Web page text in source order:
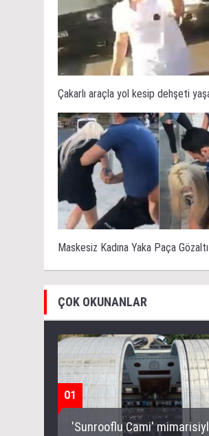
Çakarlı araçla yol kesip dehşeti
Maskesiz Kadına Yaka Paça Gözaltı
ÇOK OKUNANLAR
01
'Sunrooflu Cami'